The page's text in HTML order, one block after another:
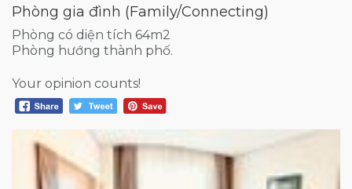
Phòng gia đình (Family/Connecting)
Phòng có diện tích 64m2
Phòng hướng thành phố.
Your opinion counts!